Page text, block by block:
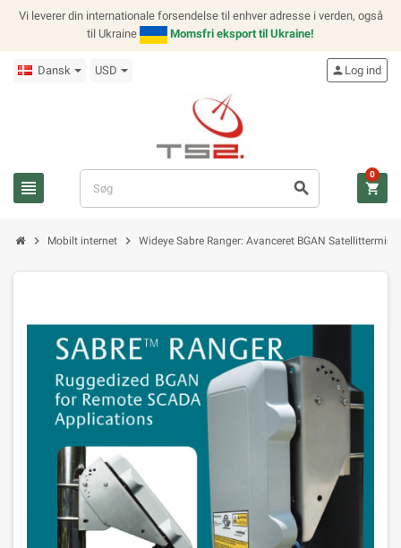
Vi leverer din internationale forsendelse til enhver adresse i verden, også
til Ukraine
Momsfri eksport til Ukraine!
Dansk USD
view_headline search
person Log ind
shopping_cart
0
chevron_right Mobilt internet chevron_right Wideye Sabre Ranger: Avanceret BGAN Satellitterminal